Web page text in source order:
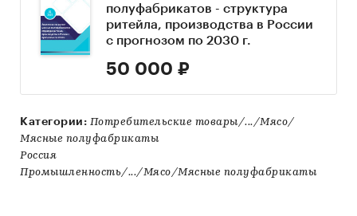
полуфабрикатов - структура
ритейла, производства в России
с прогнозом по 2030 г.
50 000 ₽
Категории: Потребительские товары/.../Мясо/
Мясные полуфабрикаты
Россия
Промышленность/.../Мясо/Мясные полуфабрикаты